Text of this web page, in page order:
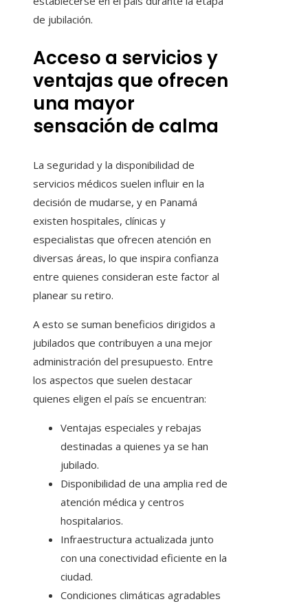
de jubilación.
Acceso a servicios y
ventajas que ofrecen
una mayor
sensación de calma
La seguridad y la disponibilidad de
servicios médicos suelen influir en la
decisión de mudarse, y en Panamá
existen hospitales, clínicas y
especialistas que ofrecen atención en
diversas áreas, lo que inspira confianza
entre quienes consideran este factor al
planear su retiro.
A esto se suman beneficios dirigidos a
jubilados que contribuyen a una mejor
administración del presupuesto. Entre
los aspectos que suelen destacar
quienes eligen el país se encuentran:
Ventajas especiales y rebajas
destinadas a quienes ya se han
jubilado.
Disponibilidad de una amplia red de
atención médica y centros
hospitalarios.
Infraestructura actualizada junto
con una conectividad eficiente en la
ciudad.
Condiciones climáticas agradables